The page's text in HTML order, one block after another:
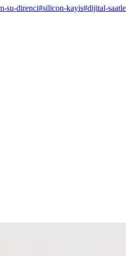
su-direnci#silicon-kayis#dijital-